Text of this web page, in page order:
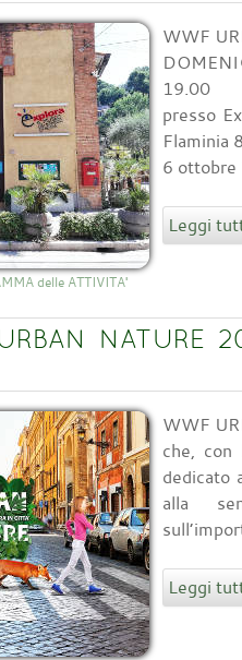
delle ATTIVITA'
WWF
19.00
presso
Flaminia
6 ottobre
Leggi
NATURE
WWF
che, con
dedicato
alla
Leggi